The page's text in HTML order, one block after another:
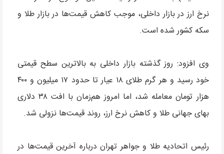
نرخ ارز در بازار داخلی، موجب کاهش قیمت‌ها در بازار طلا و
سکه کشور شده است.
وی افزود: روز گذشته بازار داخلی به بالاترین سطح قیمتی
خود رسید و هر گرم طلای ۱۸ عیار تا حدود ۱۷ میلیون و ۴۰۰
هزار تومان معامله شد، اما امروز هم‌زمان با افت ۳۸ دلاری
بهای جهانی طلا و کاهش نرخ ارز، روند قیمت‌ها نزولی شد.
رئیس اتحادیه طلا و جواهر تهران درباره آخرین قیمت‌ها در